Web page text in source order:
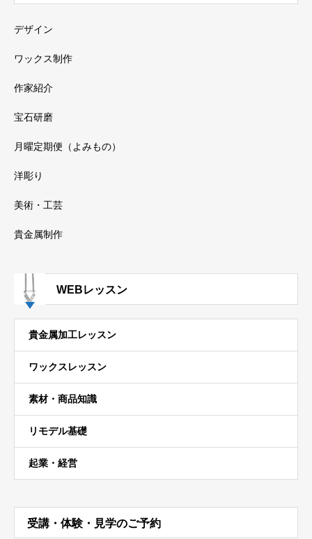
デザイン
ワックス制作
作家紹介
宝石研磨
月曜定期便（よみもの）
洋彫り
美術・工芸
貴金属制作
WEBレッスン
貴金属加工レッスン
ワックスレッスン
素材・商品知識
リモデル基礎
起業・経営
受講・体験・見学のご予約